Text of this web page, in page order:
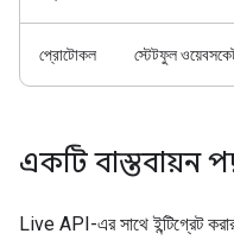
প্রোটোকল স্টেটফুল
একটি বাস্তবায়ন
Live API-এর সাথে ইন্টিগ্রেট